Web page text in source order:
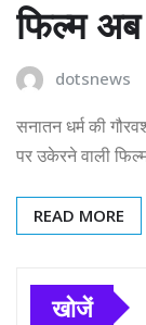
फिल्म अब
dotsnews
सनातन धर्म की
पर उकेरने वाली फिल्म
READ MORE
खोजें